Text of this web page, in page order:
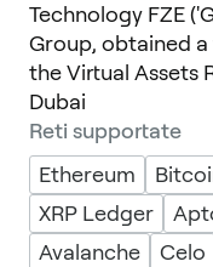
Technology FZE
Group, obtained
the Virtual Assets
Dubai
Reti supportate
Ethereum
XRP Ledger
Avalanche
Celo